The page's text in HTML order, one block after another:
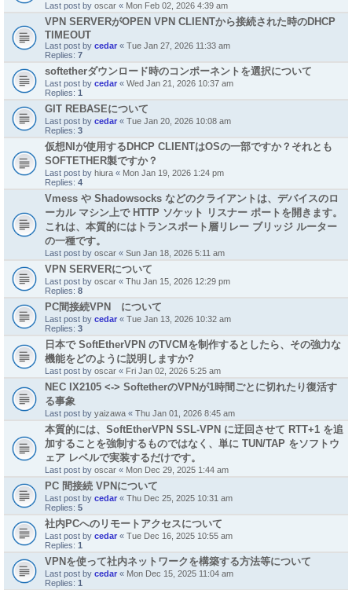
Last post by oscar « Mon Feb 02, 2026 4:39 am
VPN SERVERがOPEN VPN CLIENTから接続された時のDHCP
TIMEOUT
Last post by cedar « Tue Jan 27, 2026 11:33 am
Replies: 7
softetherダウンロード時のコンポーネントを選択について
Last post by cedar « Wed Jan 21, 2026 10:37 am
Replies: 1
GIT REBASEについて
Last post by cedar « Tue Jan 20, 2026 10:08 am
Replies: 3
仮想NIが使用するDHCP CLIENTはOSの一部ですか？それとも
SOFTETHER製ですか？
Last post by hiura « Mon Jan 19, 2026 1:24 pm
Replies: 4
Vmess や Shadowsocks などのクライアントは、デバイスのロ
ーカル マシン上で HTTP ソケット リスナー ポートを開きます。
これは、本質的にはトランスポート層リレー ブリッジ ルーター
の一種です。
Last post by oscar « Sun Jan 18, 2026 5:11 am
VPN SERVERについて
Last post by oscar « Thu Jan 15, 2026 12:29 pm
Replies: 8
PC間接続VPN について
Last post by cedar « Tue Jan 13, 2026 10:32 am
Replies: 3
日本で SoftEtherVPN のTVCMを制作するとしたら、その強力な
機能をどのように説明しますか?
Last post by oscar « Fri Jan 02, 2026 5:25 am
NEC IX2105 <-> SoftetherのVPNが1時間ごとに切れたり復活す
る事象
Last post by yaizawa « Thu Jan 01, 2026 8:45 am
本質的には、SoftEtherVPN SSL-VPN に迂回させて RTT+1 を追
加することを強制するものではなく、単に TUN/TAP をソフトウ
ェア レベルで実装するだけです。
Last post by oscar « Mon Dec 29, 2025 1:44 am
PC 間接続 VPNについて
Last post by cedar « Thu Dec 25, 2025 10:31 am
Replies: 5
社内PCへのリモートアクセスについて
Last post by cedar « Tue Dec 16, 2025 10:55 am
Replies: 1
VPNを使って社内ネットワークを構築する方法等について
Last post by cedar « Mon Dec 15, 2025 11:04 am
Replies: 1